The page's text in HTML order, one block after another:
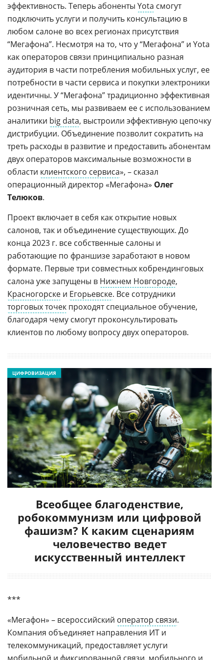
эффективность. Теперь абоненты Yota смогут
подключить услуги и получить консультацию в
любом салоне во всех регионах присутствия
“Мегафона”. Несмотря на то, что у “Мегафона” и Yota
как операторов связи принципиально разная
аудитория в части потребления мобильных услуг, ее
потребности в части сервиса и покупки электроники
идентичны. У “Мегафона” традиционно эффективная
розничная сеть, мы развиваем ее с использованием
аналитики big data, выстроили эффективную цепочку
дистрибуции. Объединение позволит сократить на
треть расходы в развитие и предоставить абонентам
двух операторов максимальные возможности в
области клиентского сервиса», – сказал
операционный директор «Мегафона» Олег
Телюков.
Проект включает в себя как открытие новых
салонов, так и объединение существующих. До
конца 2023 г. все собственные салоны и
работающие по франшизе заработают в новом
формате. Первые три совместных кобрендинговых
салона уже запущены в Нижнем Новгороде,
Красногорске и Егорьевске. Все сотрудники
торговых точек проходят специальное обучение,
благодаря чему смогут проконсультировать
клиентов по любому вопросу двух операторов.
Всеобщее благоденствие,
робокоммунизм или цифровой
фашизм? К каким сценариям
человечество ведет
искусственный интеллект
ЦИФРОВИЗАЦИЯ
***
«Мегафон» – всероссийский оператор связи.
Компания объединяет направления ИТ и
телекоммуникаций, предоставляет услуги